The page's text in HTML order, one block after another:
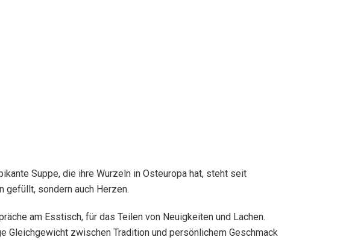
Suppe, die ihre Wurzeln in Osteuropa hat, steht seit
gefüllt, sondern auch Herzen.
am Esstisch, für das Teilen von Neuigkeiten und Lachen.
zwischen Tradition und persönlichem Geschmack